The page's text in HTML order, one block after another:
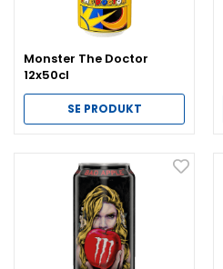
Monster The Doctor
12x50cl
SE PRODUKT